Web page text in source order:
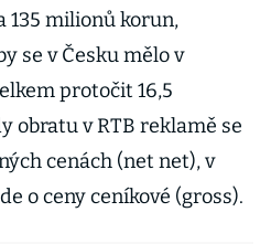
135 milionů korun,
se v Česku mělo v
protočit 16,5
obratu v RTB reklamě se
cenách (net net), v
o ceny ceníkové (gross).